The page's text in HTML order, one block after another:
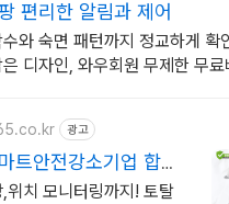
편리한 알림과 제어
와 숙면 패턴까지 정교하게 확
디자인, 와우회원 무제한 무료
광고
트안전강소기업 합리
컨설팅
위치 모니터링까지! 토탈